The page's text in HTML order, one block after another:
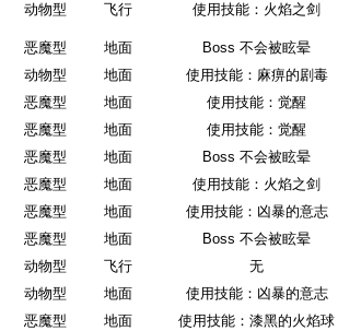
动物型 飞行 使用技能：火焰之剑
恶魔型 地面
Boss 不会被眩晕
动物型 地面
使用技能：麻痹的剧毒
恶魔型 地面
使用技能：觉醒
恶魔型 地面
使用技能：觉醒
恶魔型 地面
Boss 不会被眩晕
恶魔型 地面
使用技能：火焰之剑
恶魔型 地面
使用技能：凶暴的意志
恶魔型 地面
Boss 不会被眩晕
动物型 飞行
无
动物型 地面
使用技能：凶暴的意志
恶魔型 地面
使用技能：漆黑的火焰球